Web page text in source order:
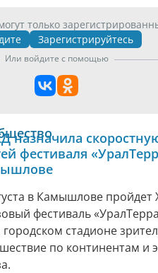
только
Зарегистрируйтесь
Или войдите с помощью
назначила
фестиваля
в Камышлове
фестиваль
городском стадионе
по континентам и